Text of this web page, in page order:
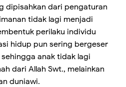
dipisahkan dari pengaturan
tidak lagi menjadi
perilaku individu
hidup pun sering bergeser
anak tidak lagi
dari Allah Swt., melainkan
duniawi.